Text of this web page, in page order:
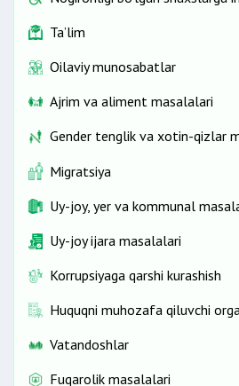
Ta’lim
Oilaviy munosabatlar
Ajrim va aliment masalalari
Gender tenglik va xotin-qizlar
Migratsiya
Uy-joy, yer va kommunal
Uy-joy ijara masalalari
Korrupsiyaga qarshi kurashish
Huquqni muhozafa qiluvchi
Vatandoshlar
Fuqarolik masalalari